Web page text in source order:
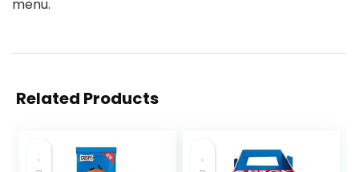
menu.
Related Products